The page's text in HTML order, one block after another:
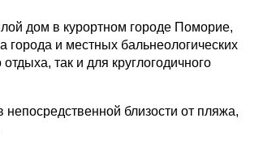
дом в курортном городе Поморие,
города и местных бальнеологических
так и для круглогодичного
близости от пляжа,